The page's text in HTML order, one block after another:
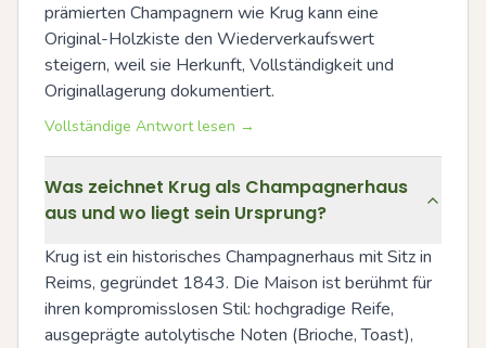
prämierten Champagnern wie Krug kann eine
Original-Holzkiste den Wiederverkaufswert
steigern, weil sie Herkunft, Vollständigkeit und
Originallagerung dokumentiert.
Vollständige Antwort lesen →
Was zeichnet Krug als Champagnerhaus
aus und wo liegt sein Ursprung?
Krug ist ein historisches Champagnerhaus mit Sitz in
Reims, gegründet 1843. Die Maison ist berühmt für
ihren kompromisslosen Stil: hochgradige Reife,
ausgeprägte autolytische Noten (Brioche, Toast),